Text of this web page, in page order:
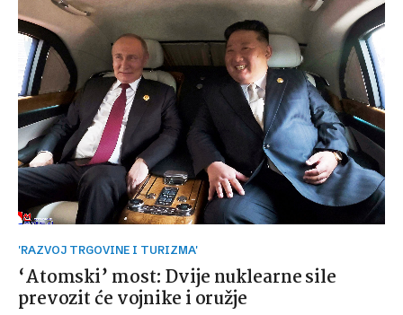
'RAZVOJ TRGOVINE I TURIZMA'
‘Atomski’ most: Dvije nuklearne sile
prevozit će vojnike i oružje